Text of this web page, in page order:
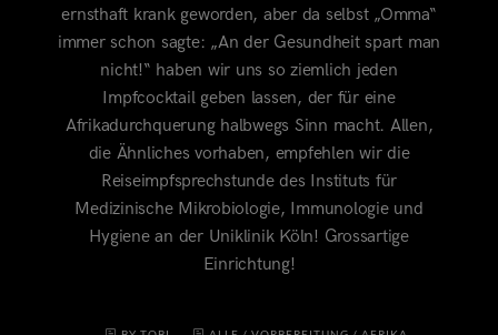
ernsthaft krank geworden, aber da selbst „Omma“
immer schon sagte: „An der Gesundheit spart man
nicht!“ haben wir uns so ziemlich jeden
Impfcocktail geben lassen, der für eine
Afrikadurchquerung halbwegs Sinn macht. Allen,
die Ähnliches vorhaben, empfehlen wir die
Reiseimpfsprechstunde des Instituts für
Medizinische Mikrobiologie, Immunologie und
Hygiene an der Uniklinik Köln! Grossartige
Einrichtung!